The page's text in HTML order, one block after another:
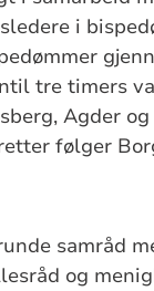
i
tre timers
Agder
følger
samråd
og